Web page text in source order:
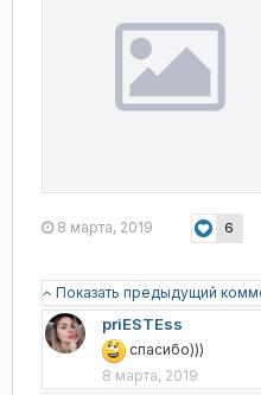
8 марта, 2019 6
Показать предыдущий
priESTEss
спасибо)))
8 марта, 2019